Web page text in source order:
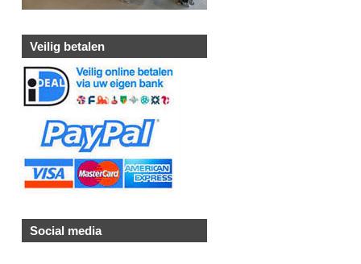
Veilig betalen
Social media